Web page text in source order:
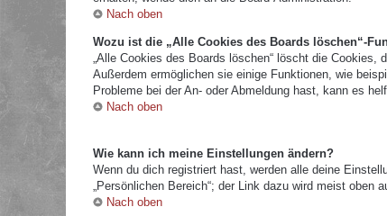
Nach oben
Wozu ist die „Alle Cookies des Boards löschen“-
„Alle Cookies des Boards löschen“ löscht die
Außerdem ermöglichen sie einige Funktionen, wie
Probleme bei der An- oder Abmeldung hast, kann es
Nach oben
Wie kann ich meine Einstellungen ändern?
Wenn du dich registriert hast, werden alle deine
„Persönlichen Bereich“; der Link dazu wird meist
Nach oben